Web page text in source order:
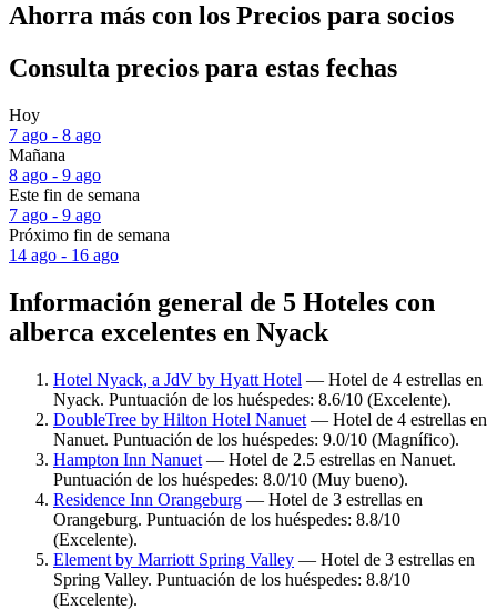
Ahorra más con los Precios para socios
Consulta precios para estas fechas
Hoy
7 ago - 8 ago
Mañana
8 ago - 9 ago
Este fin de semana
7 ago - 9 ago
Próximo fin de semana
14 ago - 16 ago
Información general de 5 Hoteles con
alberca excelentes en Nyack
Hotel Nyack, a JdV by Hyatt Hotel — Hotel de 4 estrellas en
Nyack. Puntuación de los huéspedes: 8.6/10 (Excelente).
DoubleTree by Hilton Hotel Nanuet — Hotel de 4 estrellas en
Nanuet. Puntuación de los huéspedes: 9.0/10 (Magnífico).
Hampton Inn Nanuet — Hotel de 2.5 estrellas en Nanuet.
Puntuación de los huéspedes: 8.0/10 (Muy bueno).
Residence Inn Orangeburg — Hotel de 3 estrellas en
Orangeburg. Puntuación de los huéspedes: 8.8/10
(Excelente).
Element by Marriott Spring Valley — Hotel de 3 estrellas en
Spring Valley. Puntuación de los huéspedes: 8.8/10
(Excelente).